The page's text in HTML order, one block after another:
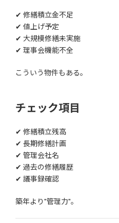
✔ 修繕積立金不足
✔ 値上げ予定
✔ 大規模修繕未実施
✔ 理事会機能不全
こういう物件もある。
チェック項目
✔ 修繕積立残高
✔ 長期修繕計画
✔ 管理会社名
✔ 過去の修繕履歴
✔ 議事録確認
築年より"管理力"。